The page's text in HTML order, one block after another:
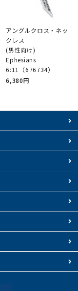
アングルクロス・ネッ
クレス
(男性向け)
Ephesians
6:11（676734）
6,380円